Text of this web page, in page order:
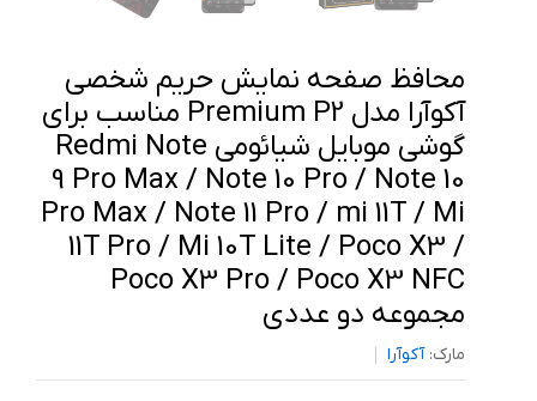
محافظ صفحه نمایش حریم شخصی
آکوآرا مدل Premium P2 مناسب برای
گوشی موبایل شیائومی Redmi Note
9 Pro Max / Note 10 Pro / Note 10
Pro Max / Note 11 Pro / mi 11T / Mi
11T Pro / Mi 10T Lite / Poco X3 /
Poco X3 Pro / Poco X3 NFC
مجموعه دو عددی
مارک:آکوآرا